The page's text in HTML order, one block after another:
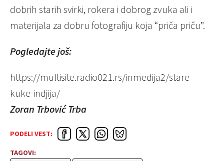
dobrih starih svirki, rokera i dobrog zvuka ali i
materijala za dobru fotografiju koja “priča priču”.
Pogledajte još:
https://multisite.radio021.rs/inmedija2/stare-
kuke-indjija/
Zoran Trbović Trba
PODELI VEST:
TAGOVI: